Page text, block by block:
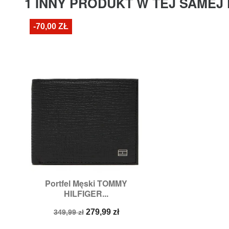
Portfel Męski TOMMY
HILFIGER...
Cena
349,99 zł Cena
279,99 zł
Szybki podgląd
-70,00 ZŁ